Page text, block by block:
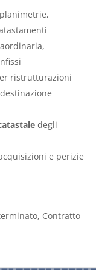
ristrutturazioni
degli
e perizie
Contratto